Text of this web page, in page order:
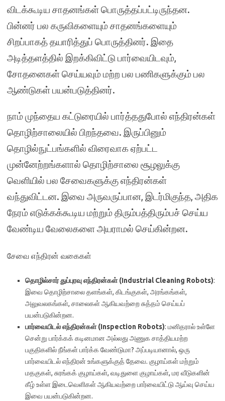
விடக்கூடிய சாதனங்கள் பொருத்தப்பட்டிருந்தன.
பின்னர் பல கருவிகளையும் சாதனங்களையும்
சிறப்பாகத் தயாரித்துப் பொருத்தினர். இதை
அடித்தளத்தில் இறக்கிவிட்டு பார்வையிடவும்,
சோதனைகள் செய்யவும் மற்ற பல பணிகளுக்கும் பல
ஆண்டுகள் பயன்படுத்தினர்.
நாம் முந்தைய கட்டுரையில் பார்த்ததுபோல் எந்திரன்கள்
தொழிற்சாலையில் பிறந்தவை. இருப்பினும்
தொழில்நுட்பங்களில் விரைவாக ஏற்பட்ட
முன்னேற்றங்களால் தொழிற்சாலை சூழலுக்கு
வெளியில் பல சேவைகளுக்கு எந்திரன்கள்
வந்துவிட்டன. இவை அருவருப்பான, இடர்மிகுந்த, அதிக
நேரம் எடுக்கக்கூடிய மற்றும் திரும்பத்திரும்பச் செய்ய
வேண்டிய வேலைகளை அயராமல் செய்கின்றன.
சேவை எந்திரன் வகைகள்
தொழில்சார் துப்புரவு எந்திரன்கள் (Industrial Cleaning Robots):
இவை தொழிற்சாலை தளங்கள், கிடங்குகள், அரங்கங்கள்,
அலுவலகங்கள், சாலைகள் ஆகியவற்றை சுத்தம்செய்யப்
பயன்படுகின்றன.
பார்வையிடல் எந்திரன்கள் (Inspection Robots): மனிதரால் உள்ளே
சென்று பார்க்கக் கடினமான அல்லது அணுக சாத்தியமற்ற
பகுதிகளில் நீங்கள் பார்க்க வேண்டுமா? அப்படியானால், ஒரு
பார்வையிடல் எந்திரன் உங்களுக்குத் தேவை. குழாய்கள் மற்றும்
மதகுகள், சுரங்கக் குழாய்கள், வடிதுளை குழாய்கள், மர வீடுகளின்
கீழ் உள்ள இடைவெளிகள் ஆகியவற்றை பார்வையிட்டு ஆய்வு செய்ய
இவை பயன்படுகின்றன.